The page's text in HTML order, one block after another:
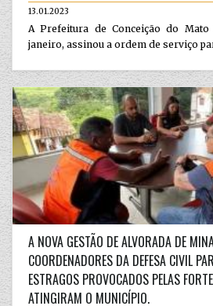
13.01.2023
A Prefeitura de Conceição do
janeiro, assinou a ordem de serviço
A NOVA GESTÃO DE ALVORADA DE
COORDENADORES DA DEFESA CIVIL
ESTRAGOS PROVOCADOS PELAS
ATINGIRAM O MUNICÍPIO.